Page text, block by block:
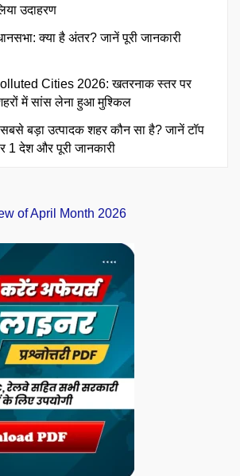
उदाहरण
क्या है अंतर? जानें पूरी जानकारी
Cities 2026: खतरनाक स्तर पर
में सांस लेना हुआ मुश्किल
बड़ा उत्पादक शहर कौन सा है? जानें टॉप
1 देश और पूरी जानकारी